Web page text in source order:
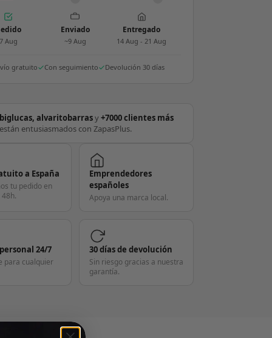
Aug
Enviado
~9 Aug
Entregado
14 Aug - 21 Aug
gratuito Con seguimiento Devolución 30 días
biglucas, alvaritobarrasy+7000 clientes más
están entusiasmados con ZapasPlus.
a España
tu pedido en
Emprendedores
españoles
Apoya una marca local.
24/7
para cualquier
30 días de devolución
Sin riesgo gracias a nuestra
garantía.